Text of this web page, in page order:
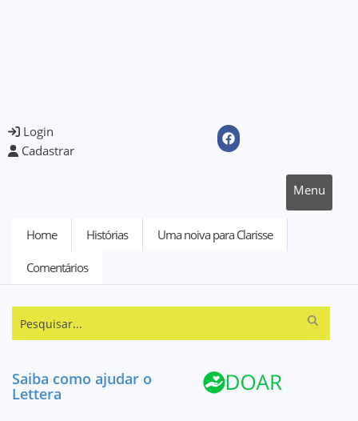
Login
Cadastrar
Menu
Home Histórias Uma noiva para Clarisse
Comentários
Saiba como ajudar o
Lettera